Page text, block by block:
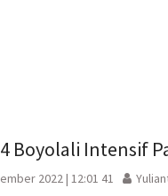
Boyolali Intensif
2022 | 12:01 41